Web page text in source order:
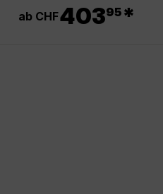
ab CHF40395 *